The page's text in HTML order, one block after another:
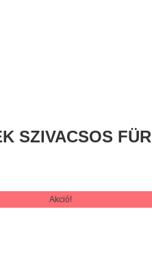
SZIVACSOS
Akció!